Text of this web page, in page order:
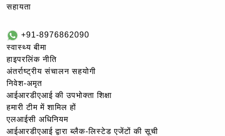
सहायता
+91-8976862090
स्वास्थ्य बीमा
हाइपरलिंक नीति
अंतर्राष्ट्रीय संचालन सहयोगी
निवेश-अमृत
आईआरडीएआई की उपभोक्ता शिक्षा
हमारी टीम में शामिल हों
एलआईसी अधिनियम
आईआरडीएआई द्वारा ब्लैक-लिस्टेड एजेंटों की सूची